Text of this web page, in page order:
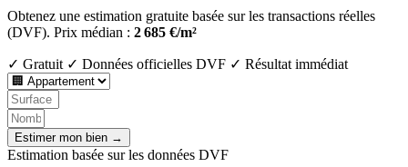
Obtenez une estimation gratuite basée sur les transactions réelles
(DVF). Prix médian : 2 685 €/m²
✓ Gratuit ✓ Données officielles DVF ✓ Résultat immédiat
Estimer mon bien →
Estimation basée sur les données DVF